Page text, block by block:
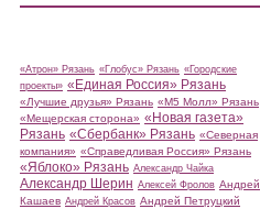
«Атрон» Рязань «Глобус» Рязань «Городские
проекты» «Единая Россия» Рязань
«Лучшие друзья» Рязань «М5 Молл» Рязань
«Мещерская сторона» «Новая газета»
Рязань «Сбербанк» Рязань «Северная
компания» «Справедливая Россия» Рязань
«Яблоко» Рязань Александр Чайка
Александр Шерин Алексей Фролов Андрей
Кашаев Андрей Красов Андрей Петруцкий